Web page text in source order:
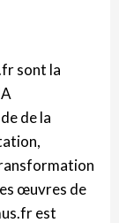
sont la
de la
œuvres de
est